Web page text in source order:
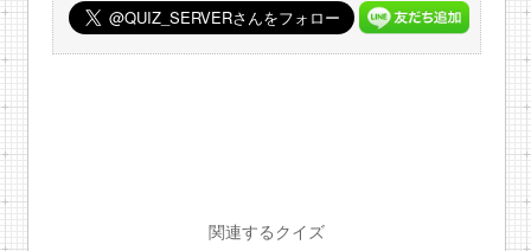
関連するクイズ